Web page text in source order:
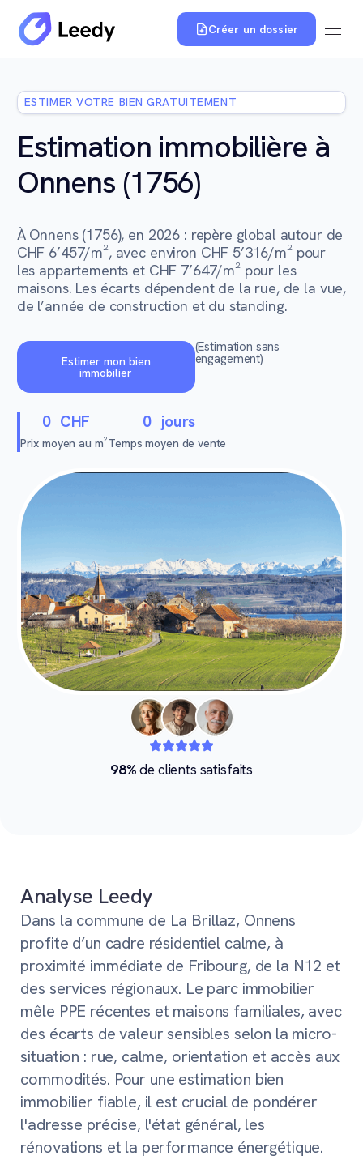
Créer un dossier
ESTIMER VOTRE BIEN GRATUITEMENT
Estimation immobilière à
Onnens (1756)
À Onnens (1756), en 2026 : repère global autour de
CHF 6’457/m², avec environ CHF 5’316/m² pour
les appartements et CHF 7’647/m² pour les
maisons. Les écarts dépendent de la rue, de la vue,
de l’année de construction et du standing.
Estimer mon bien
immobilier
(Estimation sans
engagement)
0 CHF
Prix moyen au m²
0 jours
Temps moyen de vente
98%de clients satisfaits
Analyse Leedy
Dans la commune de La Brillaz, Onnens
profite d’un cadre résidentiel calme, à
proximité immédiate de Fribourg, de la N12 et
des services régionaux. Le parc immobilier
mêle PPE récentes et maisons familiales, avec
des écarts de valeur sensibles selon la micro-
situation : rue, calme, orientation et accès aux
commodités. Pour une estimation bien
immobilier fiable, il est crucial de pondérer
l'adresse précise, l'état général, les
rénovations et la performance énergétique.